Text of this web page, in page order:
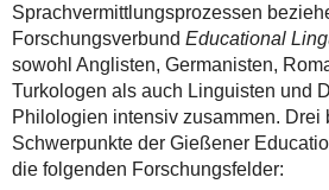
Sprachvermittlungsprozessen
Forschungsverbund Educational
sowohl Anglisten, Germanisten,
Turkologen als auch Linguisten und
Philologien intensiv zusammen. Drei
Schwerpunkte der Gießener
die folgenden Forschungsfelder: